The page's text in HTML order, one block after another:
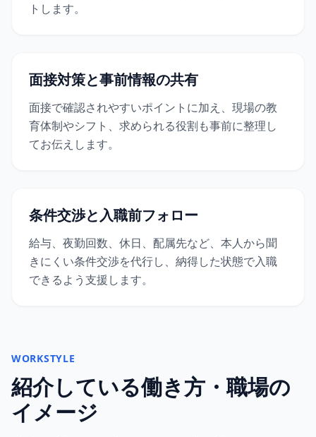
トします。
面接対策と事前情報の共有
面接で確認されやすいポイントに加え、現場の教
育体制やシフト、求められる役割も事前に整理し
てお伝えします。
条件交渉と入職前フォロー
給与、夜勤回数、休日、配属先など、本人から聞
きにくい条件交渉を代行し、納得した状態で入職
できるよう支援します。
WORKSTYLE
紹介している働き方・職場の
イメージ